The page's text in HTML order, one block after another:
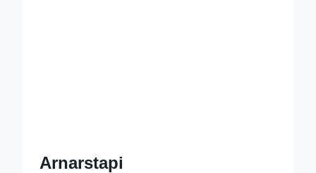
Arnarstapi